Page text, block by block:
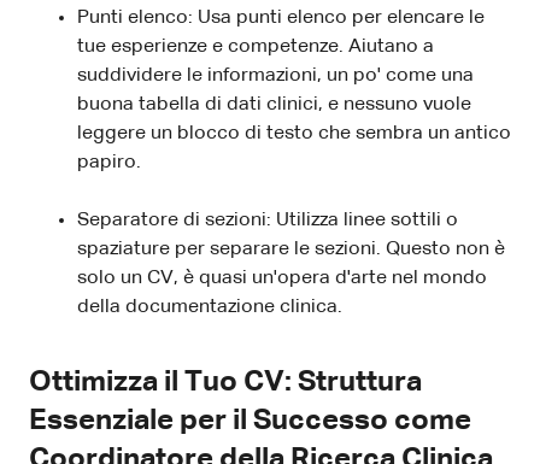
Punti elenco: Usa punti elenco per elencare le
tue esperienze e competenze. Aiutano a
suddividere le informazioni, un po' come una
buona tabella di dati clinici, e nessuno vuole
leggere un blocco di testo che sembra un antico
papiro.
Separatore di sezioni: Utilizza linee sottili o
spaziature per separare le sezioni. Questo non è
solo un CV, è quasi un'opera d'arte nel mondo
della documentazione clinica.
Ottimizza il Tuo CV: Struttura
Essenziale per il Successo come